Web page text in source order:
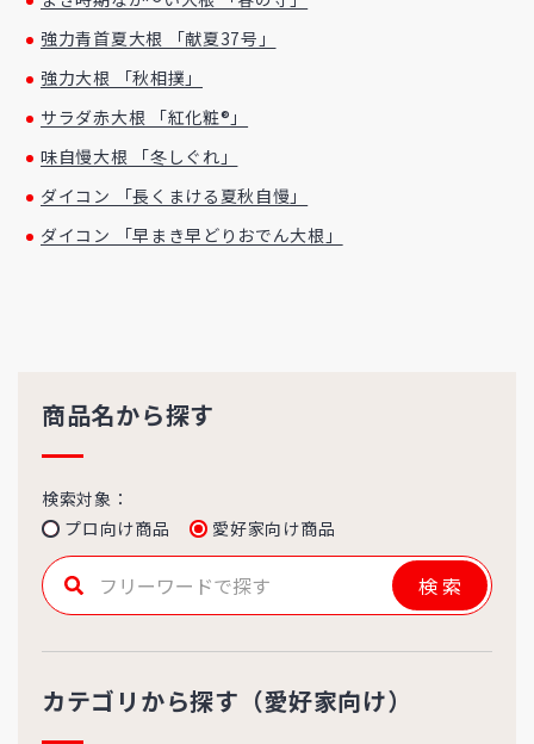
強力青首夏大根 「献夏37号」
強力大根 「秋相撲」
サラダ赤大根 「紅化粧®」
味自慢大根 「冬しぐれ」
ダイコン 「長くまける夏秋自慢」
ダイコン 「早まき早どりおでん大根」
商品名から探す
検索対象：
プロ向け商品
愛好家向け商品
検索
カテゴリから探す（愛好家向け）